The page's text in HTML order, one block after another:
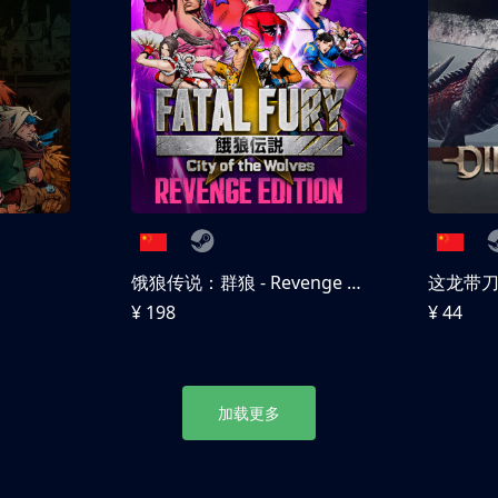
饿狼传说：群狼 - Revenge Edition
¥ 198
这龙带刀
¥ 44
加载更多